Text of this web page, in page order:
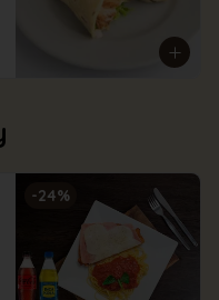
-24%